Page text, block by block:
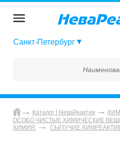
Санкт-Петербург
Каталог | НеваРеактив
ОСОБО ЧИСТЫЕ ХИМИЧЕСКИЕ
ХИМИЯ:
СЫПУЧИЕ